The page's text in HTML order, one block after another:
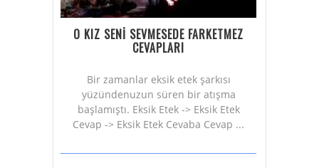
O KIZ SENİ SEVMESEDE FARKETMEZ
CEVAPLARI
Bir zamanlar eksik etek şarkısı
yüzündenuzun süren bir atışma
başlamıştı. Eksik Etek -> Eksik Etek
Cevap -> Eksik Etek Cevaba Cevap ...